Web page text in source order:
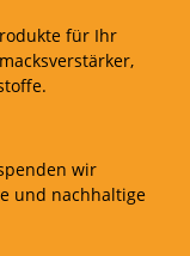
für Ihr
wir
und nachhaltige